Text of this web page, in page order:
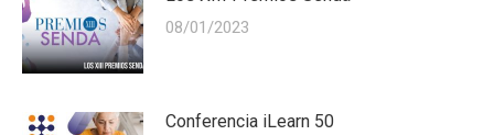
08/01/2023
Conferencia iLearn 50